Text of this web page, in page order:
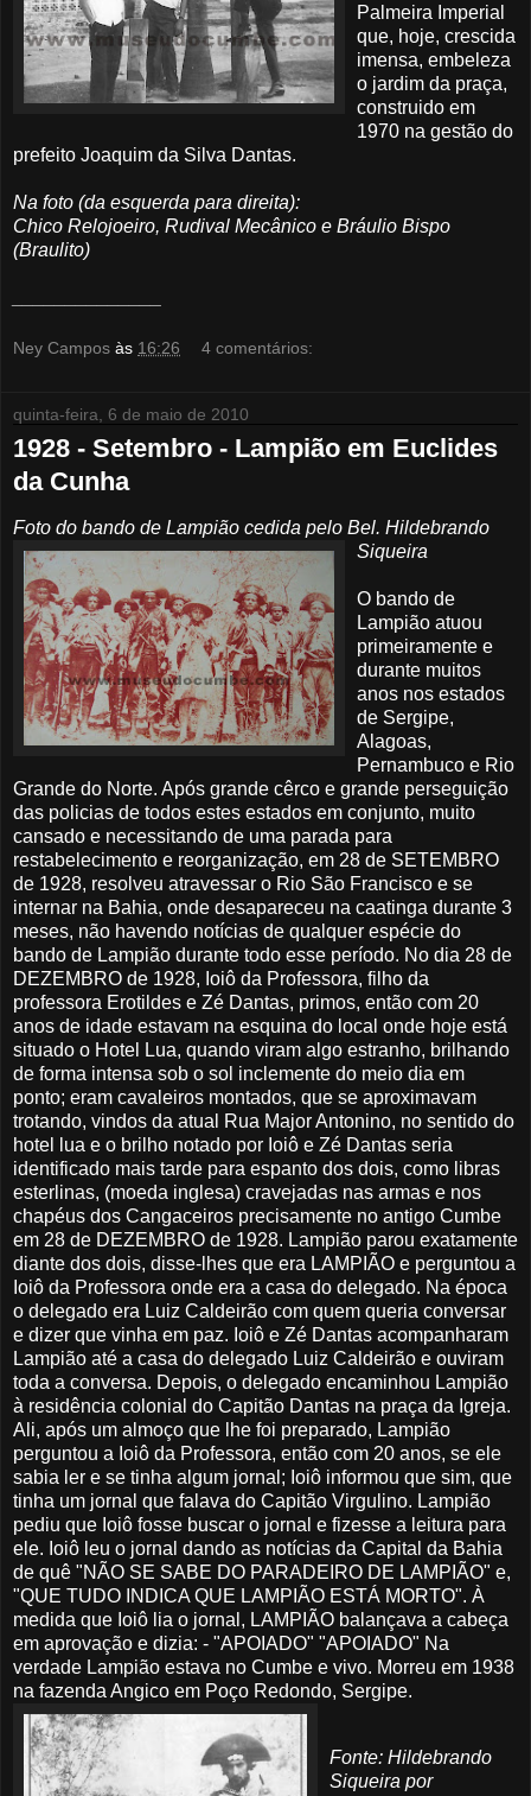
Palmeira Imperial
que, hoje, crescida
imensa, embeleza
o jardim da praça,
construido em
1970 na gestão do
prefeito Joaquim da Silva Dantas.
Na foto (da esquerda para direita):
Chico Relojoeiro, Rudival Mecânico e Bráulio Bispo
(Braulito)
Ney Campos às 16:26 4 comentários:
quinta-feira, 6 de maio de 2010
1928 - Setembro - Lampião em Euclides
da Cunha
Foto do bando de Lampião cedida pelo Bel. Hildebrando
Siqueira
O bando de
Lampião atuou
primeiramente e
durante muitos
anos nos estados
de Sergipe,
Alagoas,
Pernambuco e Rio
Grande do Norte. Após grande cêrco e grande perseguição
das policias de todos estes estados em conjunto, muito
cansado e necessitando de uma parada para
restabelecimento e reorganização, em 28 de SETEMBRO
de 1928, resolveu atravessar o Rio São Francisco e se
internar na Bahia, onde desapareceu na caatinga durante 3
meses, não havendo notícias de qualquer espécie do
bando de Lampião durante todo esse período. No dia 28 de
DEZEMBRO de 1928, Ioiô da Professora, filho da
professora Erotildes e Zé Dantas, primos, então com 20
anos de idade estavam na esquina do local onde hoje está
situado o Hotel Lua, quando viram algo estranho, brilhando
de forma intensa sob o sol inclemente do meio dia em
ponto; eram cavaleiros montados, que se aproximavam
trotando, vindos da atual Rua MajorAntonino, no sentido do
hotel lua e o brilho notado por Ioiô e Zé Dantas seria
identificado mais tarde para espanto dos dois, como libras
esterlinas, (moeda inglesa) cravejadas nas armas e nos
chapéus dos Cangaceiros precisamente no antigo Cumbe
em 28 de DEZEMBRO de 1928. Lampião parou exatamente
diante dos dois, disse-lhes que era LAMPIÃO e perguntou a
Ioiô da Professora onde era a casa do delegado. Na época
o delegado era Luiz Caldeirão com quem queria conversar
e dizer que vinha em paz. Ioiô e Zé Dantas acompanharam
Lampião até a casa do delegado Luiz Caldeirão e ouviram
toda a conversa. Depois, o delegado encaminhou Lampião
à residência colonial do Capitão Dantas na praça da Igreja.
Ali, após um almoço que lhe foi preparado, Lampião
perguntou a Ioiô da Professora, então com 20 anos, se ele
sabia ler e se tinha algum jornal; Ioiô informou que sim, que
tinha um jornal que falava do Capitão Virgulino. Lampião
pediu que Ioiô fosse buscar o jornal e fizesse a leitura para
ele. Ioiô leu o jornal dando as notícias da Capital da Bahia
de quê "NÃO SE SABE DO PARADEIRO DE LAMPIÃO" e,
"QUE TUDO INDICA QUE LAMPIÃO ESTÁ MORTO". À
medida que Ioiô lia o jornal, LAMPIÃO balançava a cabeça
em aprovação e dizia: - "APOIADO" "APOIADO" Na
verdade Lampião estava no Cumbe e vivo. Morreu em 1938
na fazenda Angico em Poço Redondo, Sergipe.
Fonte: Hildebrando
Siqueira por